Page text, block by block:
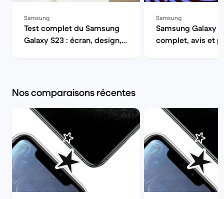
Samsung
Test complet du Samsung
Galaxy S23 : écran, design,
Samsung
Samsung Galaxy
complet, avis et
Nos comparaisons récentes